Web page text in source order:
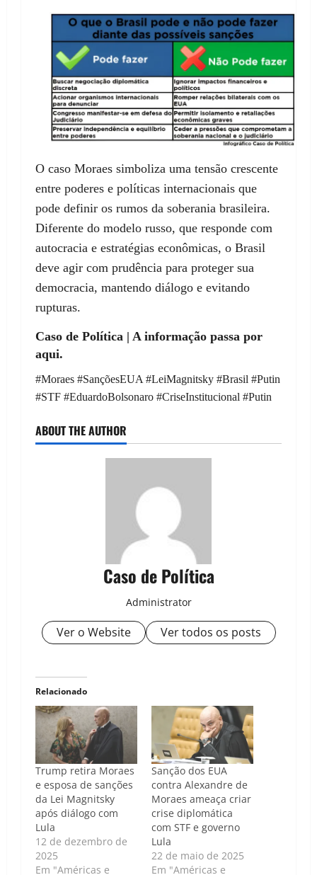
O caso Moraes simboliza uma tensão crescente
entre poderes e políticas internacionais que
pode definir os rumos da soberania brasileira.
Diferente do modelo russo, que responde com
autocracia e estratégias econômicas, o Brasil
deve agir com prudência para proteger sua
democracia, mantendo diálogo e evitando
rupturas.
Caso de Política | A informação passa por
aqui.
#Moraes #SançõesEUA #LeiMagnitsky #Brasil #Putin
#STF #EduardoBolsonaro #CriseInstitucional #Putin
ABOUT THE AUTHOR
Caso de Política
Administrator
Ver o Website Ver todos os posts
Relacionado
Trump retira Moraes
e esposa de sanções
da Lei Magnitsky
após diálogo com
Lula
12 de dezembro de
2025
Em "Américas e
Sanção dos EUA
contra Alexandre de
Moraes ameaça criar
crise diplomática
com STF e governo
Lula
22 de maio de 2025
Em "Américas e